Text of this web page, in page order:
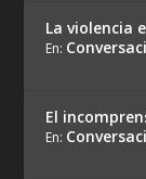
La violencia
En:
El
En: